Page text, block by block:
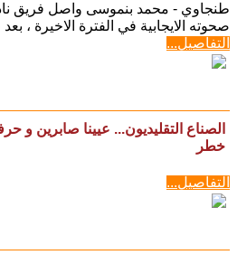
طنجاوي - محمد بنموسى واصل فريق
صحوته الايجابية في الفترة الاخيرة ،
التفاصيل...
الصناع التقليديون... عيينا صابرين و
خطر
التفاصيل...